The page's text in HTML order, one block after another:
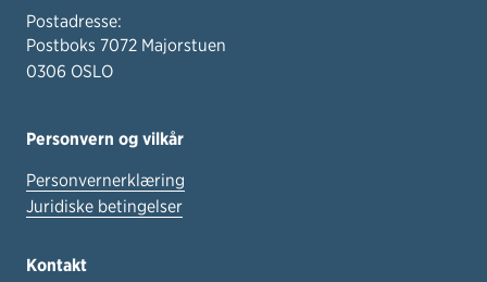
Postadresse:
Postboks 7072 Majorstuen
0306 OSLO
Personvern og vilkår
Personvernerklæring
Juridiske betingelser
Kontakt